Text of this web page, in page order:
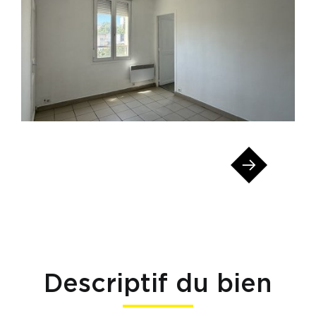
Descriptif du bien